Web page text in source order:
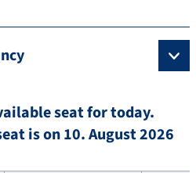
seat for today.
is on 10. August 2026